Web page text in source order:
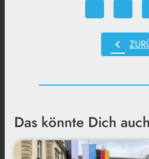
chevron_left
Das könnte Dich